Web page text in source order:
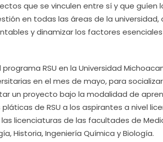
que se vinculen entre sí y que guíen
en todas las áreas de la
y dinamizar los factores
RSU en la Universidad
en el mes de mayo, para
un proyecto bajo la modalidad de
de RSU a los aspirantes a nivel
licenciaturas de las facultades de
Historia, Ingeniería Química y Biología.